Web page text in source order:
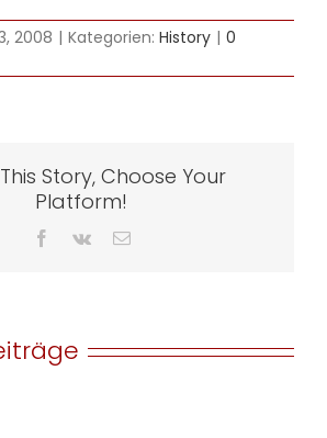
2008 | Kategorien: History | 0
Story, Choose Your
Platform!
Facebook
Vk
E-